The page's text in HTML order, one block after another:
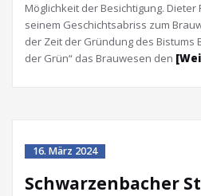
Möglichkeit der Besichtigung.
seinem Geschichtsabriss zum
der Zeit der Gründung des Bistums
der Grün“ das Brauwesen den
16. März 2024
Schwarzenbacher